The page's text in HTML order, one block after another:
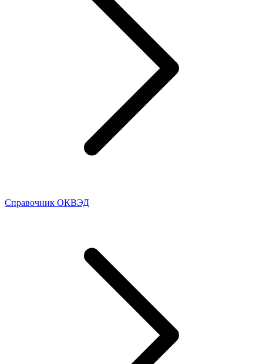
Справочник ОКВЭД